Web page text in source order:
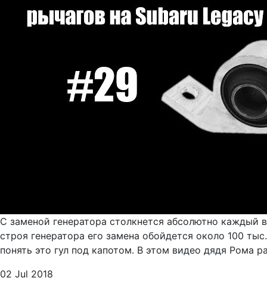
С заменой генератора столкнется абсолютно
строя генератора его замена обойдется около 100
понять это гул под капотом. В этом видео дядя Рома
02 Jul 2018